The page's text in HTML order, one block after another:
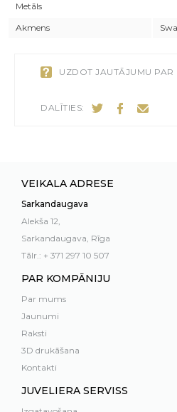
Metāls
Akmens
UZDOT JAUTĀJUMU PAR
DALĪTIES:
VEIKALA ADRESE
Sarkandaugava
Alekša 12,
Sarkandaugava, Rīga
Tālr.: + 371 297 10 507
PAR KOMPĀNIJU
Par mums
Jaunumi
Raksti
3D drukāšana
Kontakti
JUVELIERA SERVISS